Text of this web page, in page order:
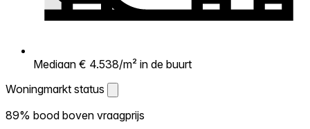
Mediaan € 4.538/m² in de buurt
Woningmarkt status
Woningmarkt status
89% bood boven vraagprijs